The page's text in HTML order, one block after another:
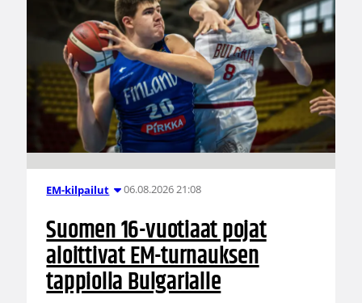
EM-kilpailut 06.08.2026 21:08
Suomen 16-vuotiaat pojat
aloittivat EM-turnauksen
tappiolla Bulgarialle